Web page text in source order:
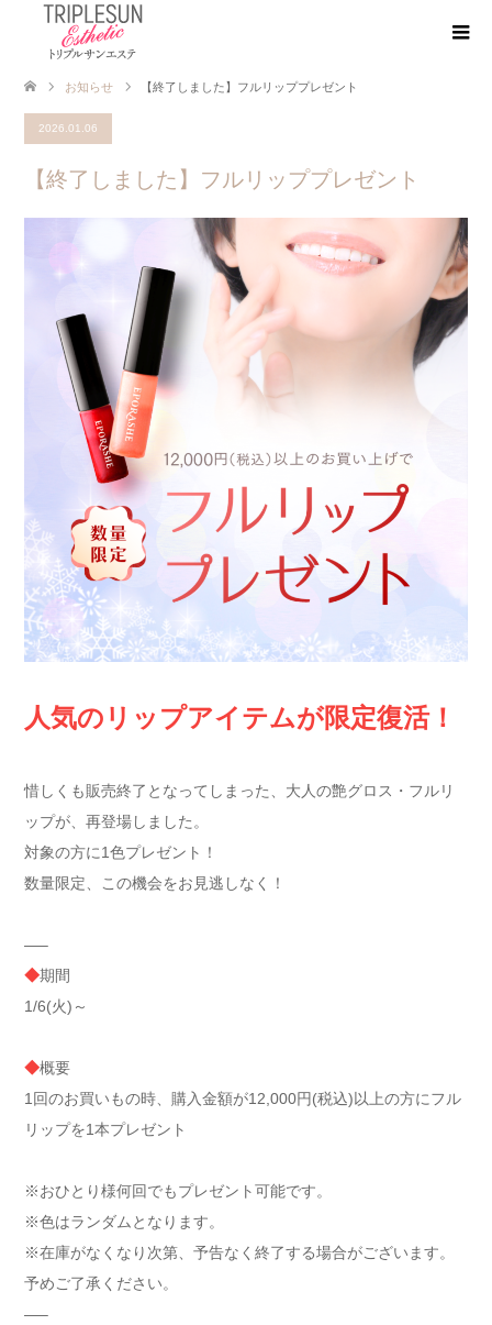
お知らせ 【終了しました】フルリッププレゼント
2026.01.06
【終了しました】フルリッププレゼント
人気のリップアイテムが限定復活！
惜しくも販売終了となってしまった、大人の艶グロス・フルリ
ップが、再登場しました。
対象の方に1色プレゼント！
数量限定、この機会をお見逃しなく！
—–
◆期間
1/6(火)～
◆概要
1回のお買いもの時、購入金額が12,000円(税込)以上の方にフル
リップを1本プレゼント
※おひとり様何回でもプレゼント可能です。
※色はランダムとなります。
※在庫がなくなり次第、予告なく終了する場合がございます。
予めご了承ください。
—–